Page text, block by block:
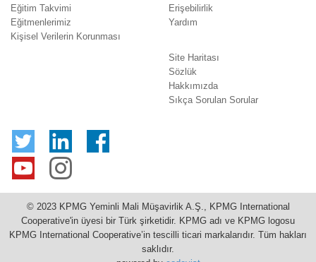
Eğitim Takvimi
Eğitmenlerimiz
Kişisel Verilerin Korunması
Erişebilirlik
Yardım
Site Haritası
Sözlük
Hakkımızda
Sıkça Sorulan Sorular
© 2023 KPMG Yeminli Mali Müşavirlik A.Ş., KPMG International
Cooperative'in üyesi bir Türk şirketidir. KPMG adı ve KPMG logosu
KPMG International Cooperative’in tescilli ticari markalarıdır. Tüm hakları
saklıdır.